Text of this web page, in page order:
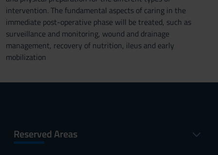
intervention. The fundamental aspects of caring in the
immediate post-operative phase will be treated, such as
surveillance and monitoring, wound and drainage
management, recovery of nutrition, ileus and early
mobilization
Reserved Areas